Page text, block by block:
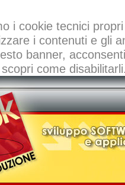
i cookie tecnici
i contenuti e gli
banner,
come